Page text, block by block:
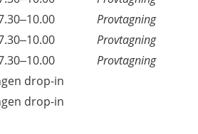
Provtagning
Provtagning
Provtagning
drop-in
drop-in